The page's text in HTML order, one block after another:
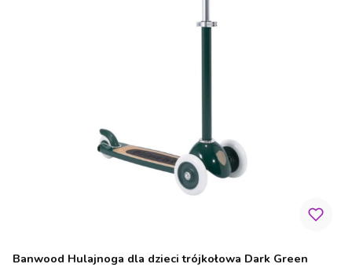
Banwood Hulajnoga dla dzieci trójkołowa Dark Green